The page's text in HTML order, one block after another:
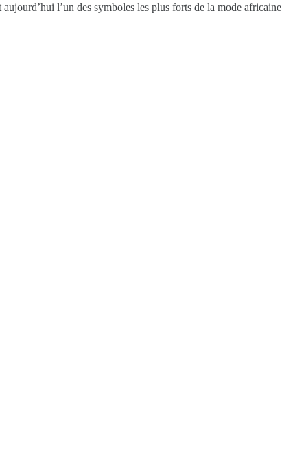
l’un des symboles les plus forts de la mode